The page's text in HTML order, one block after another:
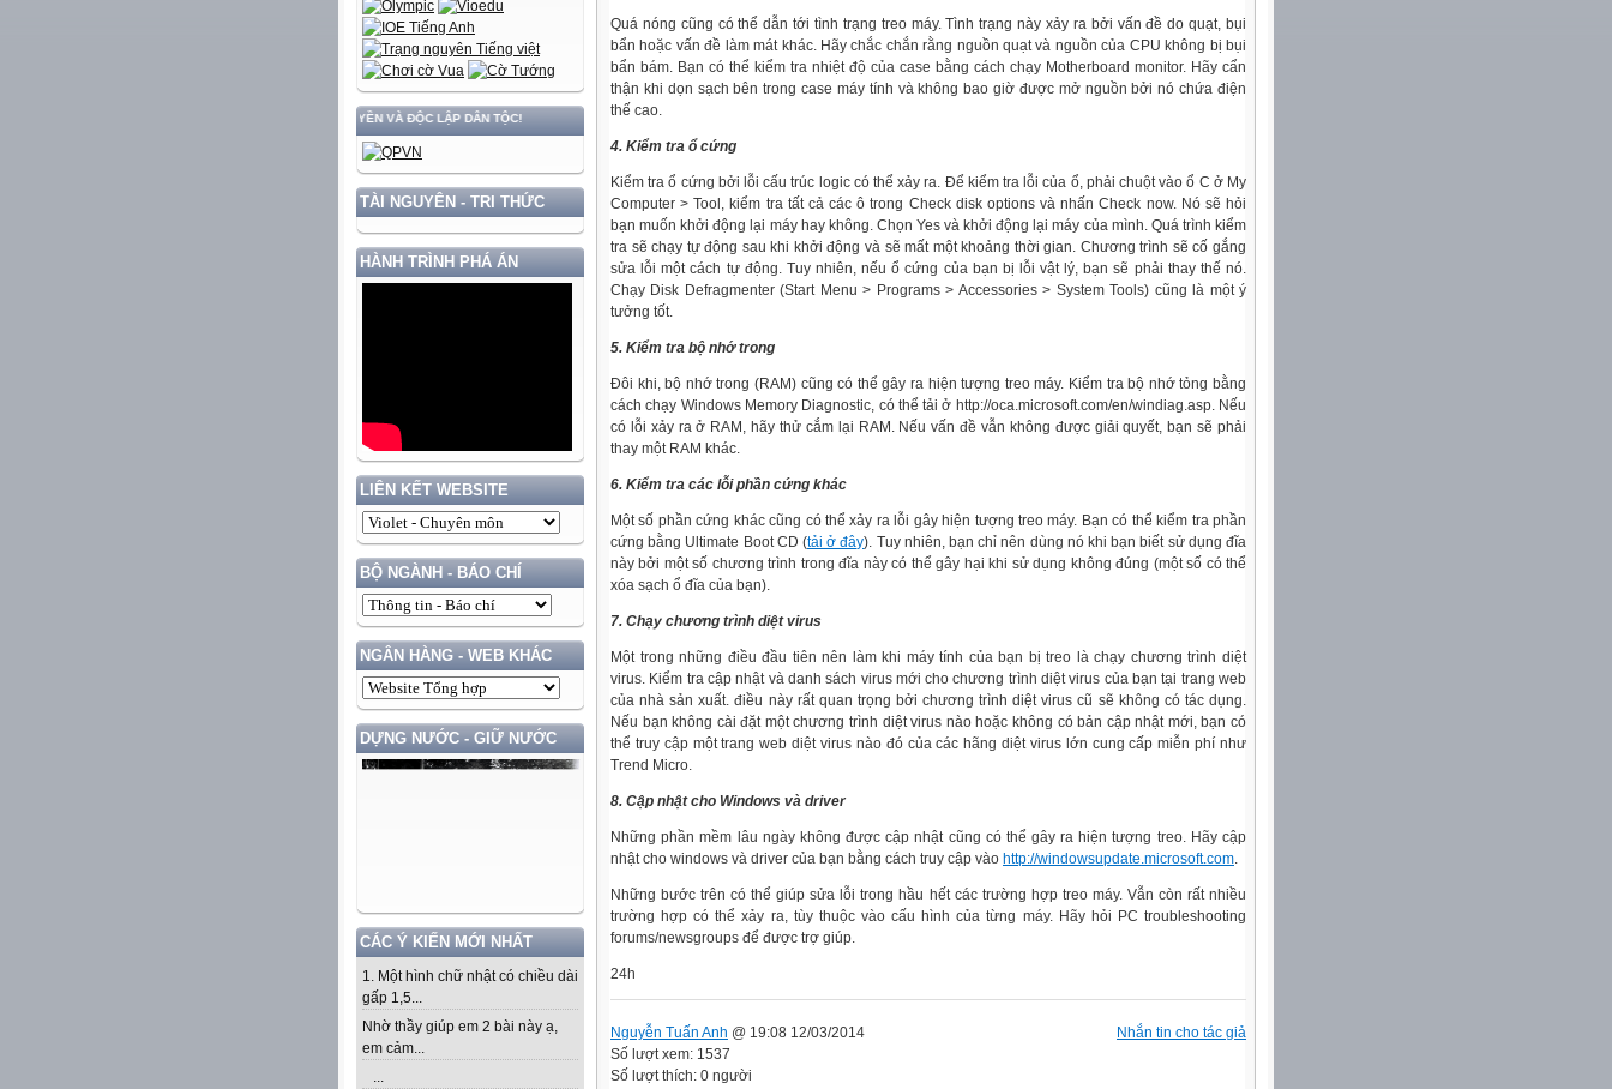
ĐẤT NƯỚC GẮN VỚI BẢO VỆ VỮNG CHẮC CHỦ QUYỀN VÀ ĐỘC LẬP DÂN TỘC!
TÀI NGUYÊN - TRI THỨC
HÀNH TRÌNH PHÁ ÁN
LIÊN KẾT WEBSITE
BỘ NGÀNH - BÁO CHÍ
NGÂN HÀNG - WEB KHÁC
DỰNG NƯỚC - GIỮ NƯỚC
CÁC Ý KIẾN MỚI NHẤT
1. Một hình chữ nhật có chiều dài
gấp 1,5...
Nhờ thầy giúp em 2 bài này ạ,
em cảm...
...
Quá nóng cũng có thể dẫn tới tình trạng treo máy. Tình trạng này xảy ra bởi vấn đề do quạt, bụi
bẩn hoặc vấn đề làm mát khác. Hãy chắc chắn rằng nguồn quạt và nguồn của CPU không bị bụi
bẩn bám. Bạn có thể kiểm tra nhiệt độ của case bằng cách chạy Motherboard monitor. Hãy cẩn
thận khi dọn sạch bên trong case máy tính và không bao giờ được mở nguồn bởi nó chứa điện
thế cao.
4. Kiểm tra ổ cứng
Kiểm tra ổ cứng bởi lỗi cấu trúc logic có thể xảy ra. Để kiểm tra lỗi của ổ, phải chuột vào ổ C ở My
Computer > Tool, kiểm tra tất cả các ô trong Check disk options và nhấn Check now. Nó sẽ hỏi
bạn muốn khởi động lại máy hay không. Chọn Yes và khởi động lại máy của mình. Quá trình kiểm
tra sẽ chạy tự động sau khi khởi động và sẽ mất một khoảng thời gian. Chương trình sẽ cố gắng
sửa lỗi một cách tự động. Tuy nhiên, nếu ổ cứng của bạn bị lỗi vật lý, bạn sẽ phải thay thế nó.
Chạy Disk Defragmenter (Start Menu > Programs > Accessories > System Tools) cũng là một ý
tưởng tốt.
5. Kiểm tra bộ nhớ trong
Đôi khi, bộ nhớ trong (RAM) cũng có thể gây ra hiện tượng treo máy. Kiểm tra bộ nhớ tỏng bằng
cách chạy Windows Memory Diagnostic, có thể tải ở http://oca.microsoft.com/en/windiag.asp. Nếu
có lỗi xảy ra ở RAM, hãy thử cắm lại RAM. Nếu vấn đề vẫn không được giải quyết, bạn sẽ phải
thay một RAM khác.
6. Kiểm tra các lỗi phần cứng khác
Một số phần cứng khác cũng có thể xảy ra lỗi gây hiện tượng treo máy. Bạn có thể kiểm tra phần
cứng bằng Ultimate Boot CD (tải ở đây). Tuy nhiên, bạn chỉ nên dùng nó khi bạn biết sử dụng đĩa
này bởi một số chương trình trong đĩa này có thể gây hại khi sử dụng không đúng (một số có thể
xóa sạch ổ đĩa của bạn).
7. Chạy chương trình diệt virus
Một trong những điều đầu tiên nên làm khi máy tính của bạn bị treo là chạy chương trình diệt
virus. Kiểm tra cập nhật và danh sách virus mới cho chương trình diệt virus của bạn tại trang web
của nhà sản xuất. điều này rất quan trọng bởi chương trình diệt virus cũ sẽ không có tác dụng.
Nếu bạn không cài đặt một chương trình diệt virus nào hoặc không có bản cập nhật mới, bạn có
thể truy cập một trang web diệt virus nào đó của các hãng diệt virus lớn cung cấp miễn phí như
Trend Micro.
8. Cập nhật cho Windows và driver
Những phần mềm lâu ngày không được cập nhật cũng có thể gây ra hiện tượng treo. Hãy cập
nhật cho windows và driver của bạn bằng cách truy cập vào http://windowsupdate.microsoft.com.
Những bước trên có thể giúp sửa lỗi trong hầu hết các trường hợp treo máy. Vẫn còn rất nhiều
trường hợp có thể xảy ra, tùy thuộc vào cấu hình của từng máy. Hãy hỏi PC troubleshooting
forums/newsgroups để được trợ giúp.
24h
Nhắn tin cho tác giả
Nguyễn Tuấn Anh @ 19:08 12/03/2014
Số lượt xem: 1537
Số lượt thích: 0 người